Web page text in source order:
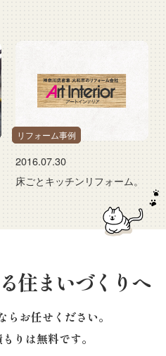
リフォーム事例
2016.07.30
床ごとキッチンリフォーム。
住まいづくりへ
らお任せください。
りは無料です。